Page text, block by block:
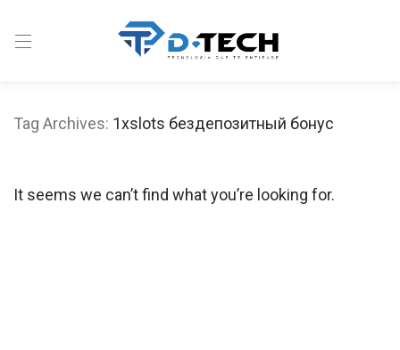
Tag Archives: 1xslots бездепозитный бонус
It seems we can’t find what you’re looking for.